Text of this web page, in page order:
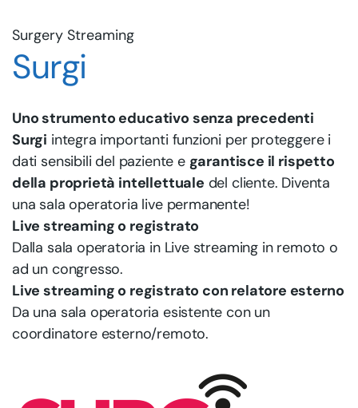
Surgery Streaming
Surgi
Uno strumento educativo senza precedenti
Surgi integra importanti funzioni per proteggere i
dati sensibili del paziente e garantisce il rispetto
della proprietà intellettuale del cliente. Diventa
una sala operatoria live permanente!
Live streaming o registrato
Dalla sala operatoria in Live streaming in remoto o
ad un congresso.
Live streaming o registrato con relatore esterno
Da una sala operatoria esistente con un
coordinatore esterno/remoto.